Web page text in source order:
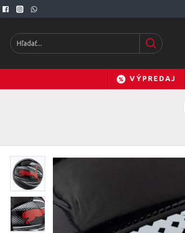
VÝPREDAJ